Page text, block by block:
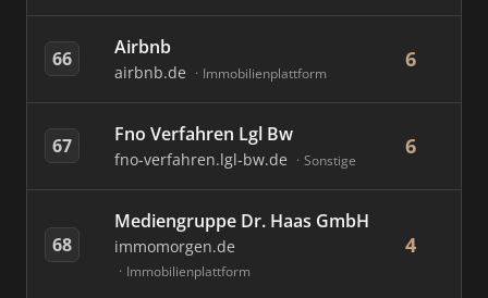
66 Airbnb
airbnb.de Immobilienplattform
6
67 Fno Verfahren Lgl Bw
fno-verfahren.lgl-bw.de Sonstige
6
68
Mediengruppe Dr. Haas GmbH
immomorgen.de
Immobilienplattform
4